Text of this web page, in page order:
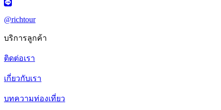
@richtour
บริการลูกค้า
ติดต่อเรา
เกี่ยวกับเรา
บทความท่องเที่ยว